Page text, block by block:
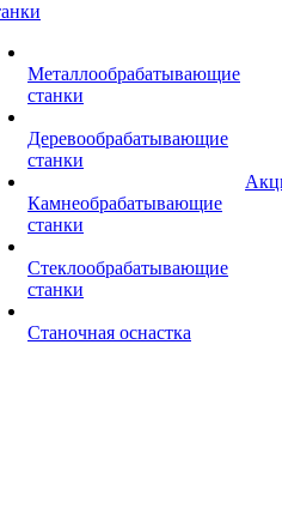
Металлообрабатывающие
станки
Деревообрабатывающие
станки
Камнеобрабатывающие
станки
Стеклообрабатывающие
станки
Станочная оснастка